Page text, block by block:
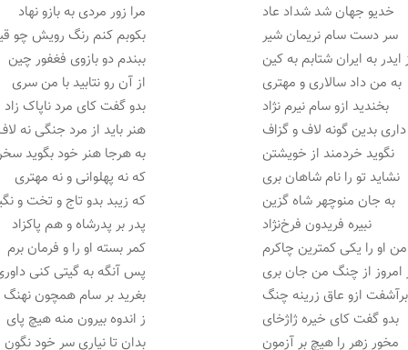
خدیو جهان شد شداد عاد
مرا زور مردی به بازو نهاد
سر دست سام نریمان شیر
بکوبم کنم رنگ رویش چو
ایدر به ایران شتابم به کین
ببندم دو بازوی فغفور چین
به من داد سالاری و مهتری
از آن رو نتابید با من سری
بخندید ازو سام نیرم نژاد
بدو گفت کای مرد ناپاک زاد
بدین گونه لاف و گزاف
هنر باید از مرد جنگی نه
نگوید خردمند از خویشتن
به هرجا هنر خود بگوید
نشاید تو را نام شاهان بری
که نه پهلوانی و نه مهتری
به جان منوچهر شاه گزین
که زیبد بدو تاج و تخت و
نبیره فریدون فرخ‌نژاد
پدر بر پدرشاه و هم پاکزاد
من او را یکی کمترین چاکرم
کمر بسته او را و فرمان برم
امروز از چنگ من جان بری
پس آنگه به گیتی کنی
برآشفت ازو عاق زرینه چنگ
بغرید بر سام همچون نهنگ
بدو گفت کای خیره ژاژخای
ز اندوه بیرون منه هیچ پای
مخور زهر را هیچ بر آزمون
بدان تا نیاری سر خود نگون